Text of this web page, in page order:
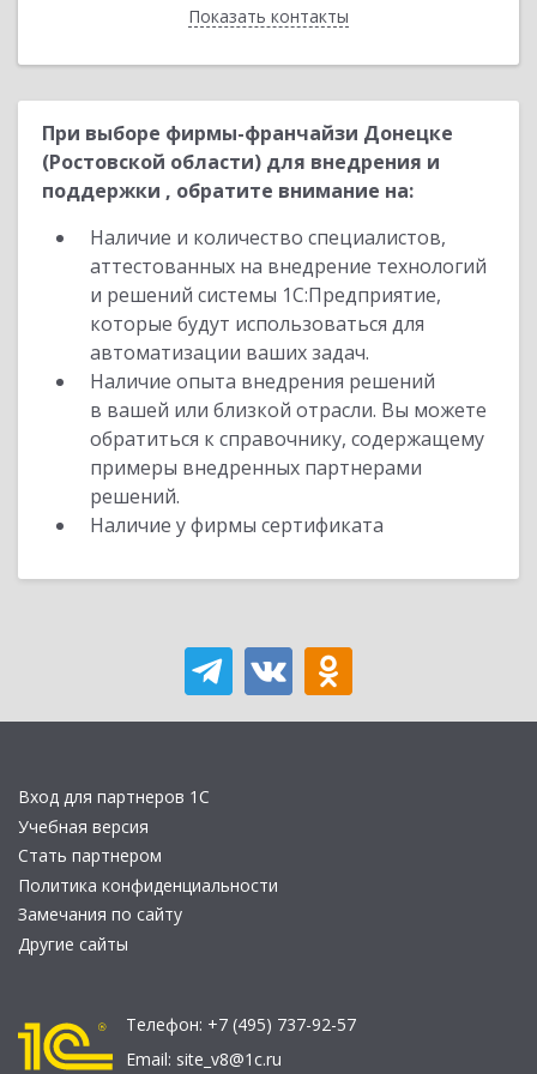
Показать контакты
Назад
При выборе фирмы-франчайзи Донецке
(Ростовской области) для внедрения и
поддержки , обратите внимание на:
Наличие и количество специалистов,
аттестованных на внедрение технологий
и решений системы 1С:Предприятие,
которые будут использоваться для
автоматизации ваших задач.
Наличие опыта внедрения решений
в вашей или близкой отрасли. Вы можете
обратиться к справочнику, содержащему
примеры внедренных партнерами
решений.
Наличие у фирмы сертификата
Вход для партнеров 1С
Учебная версия
Стать партнером
Политика конфиденциальности
Замечания по сайту
Другие сайты
Телефон: +7 (495) 737-92-57
Email: site_v8@1c.ru